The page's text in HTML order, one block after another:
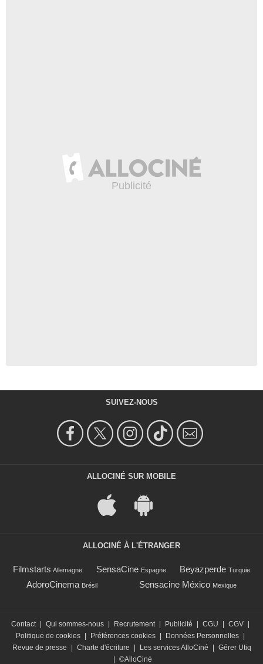
SUIVEZ-NOUS
ALLOCINÉ SUR MOBILE
ALLOCINÉ À L'ÉTRANGER
Filmstarts Allemagne SensaCine Espagne Beyazperde Turquie
AdoroCinema Brésil Sensacine México Mexique
Contact Qui sommes-nous Recrutement Publicité CGU CGV
Politique de cookies
Préférences cookies Données Personnelles
Revue de presse
Charte d'écriture Les services AlloCiné
Gérer Utiq
©AlloCiné